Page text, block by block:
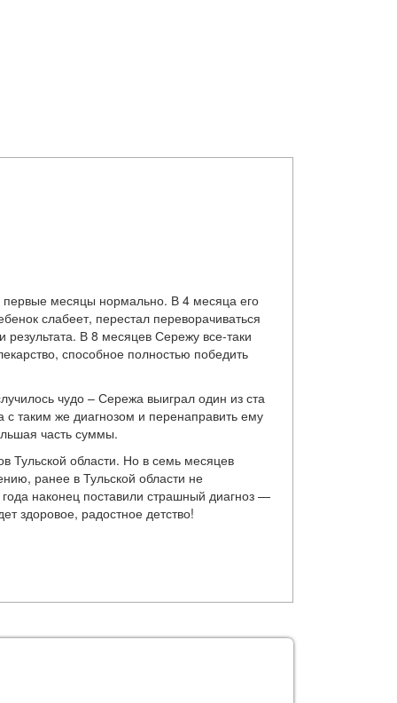
месяцы нормально. В 4 месяца его
слабеет, перестал переворачиваться
В 8 месяцев Сережу все-таки
способное полностью победить
чудо – Сережа выиграл один из ста
таким же диагнозом и перенаправить ему
часть суммы.
Тульской области. Но в семь месяцев
ранее в Тульской области не
наконец поставили страшный диагноз —
здоровое, радостное детство!